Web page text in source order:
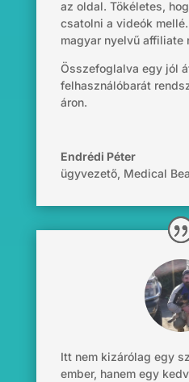
az oldal. Tökéletes,
csatolni a videók
magyar nyelvű affiliate
Összefoglalva egy jól
felhasználóbarát
áron.
Endrédi Péter
ügyvezető, Medical
Itt nem kizárólag egy
ember, hanem egy